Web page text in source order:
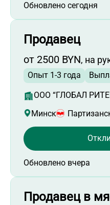
Работа
Работа
Работа
Работа мастером
Работа менеджером
Работа кровельщиком
проекта
Работа продавцом-
Работа менеджером
Работа
Работа в Минске
Обновлено сегодня
Продавец
от 2500 BYN, на
Опыт 1-3 года
ООО “ГЛОБАЛ
Минск
Обновлено вчера
Продавец в